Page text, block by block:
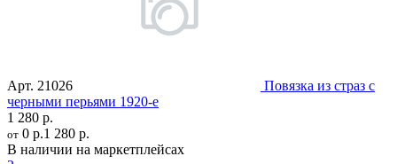
Арт. 21026
Повязка из страз с
черными перьями 1920-е
1 280 р.
от 0 р.1 280 р.
В наличии на маркетплейсах